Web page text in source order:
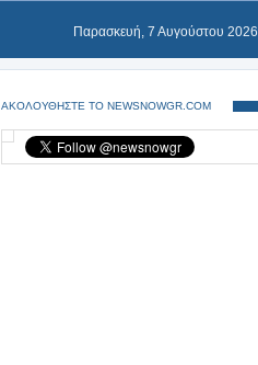
Παρασκευή, 7 Αυγούστου 2026
ΑΚΟΛΟΥΘΗΣΤΕ ΤΟ NEWSNOWGR.COM